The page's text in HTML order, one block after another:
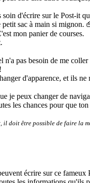
d'écrire sur le Post-it
sac à main si mignon.
mon panier de courses.
n'a pas besoin de me
d'apparence, et ils ne
je peux changer de
les chances pour que ton
il doit être possible de faire la
écrire sur ce fameux